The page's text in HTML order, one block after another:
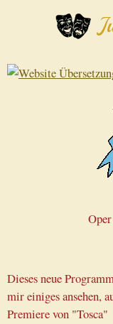
Hauptinhalt
Dieses neue
mir einiges ansehen,
Premiere von "Tosca"